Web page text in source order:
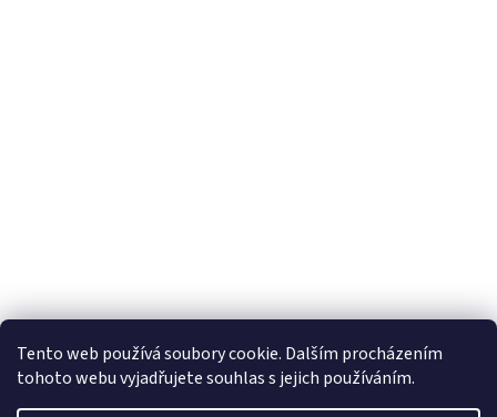
Tento web používá soubory cookie. Dalším procházením
tohoto webu vyjadřujete souhlas s jejich používáním.